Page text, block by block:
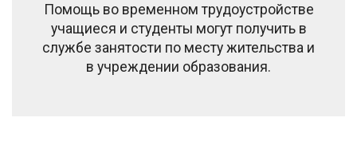
Помощь во временном трудоустройстве
учащиеся и студенты могут получить в
службе занятости по месту жительства и
в учреждении образования.